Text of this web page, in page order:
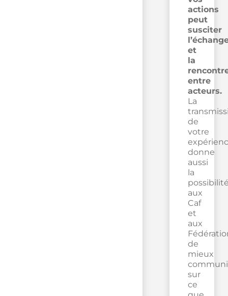
actions
peut
susciter
et
la
entre
acteurs.
La
de
votre
donne
aussi
la
aux
Caf
et
aux
de
mieux
sur
ce